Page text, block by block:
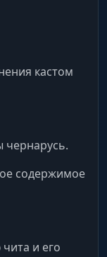
кастом
чернарусь.
содержимое
и его